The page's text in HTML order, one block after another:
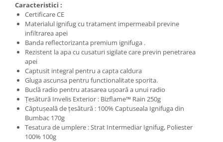
Caracteristici :
Certificare CE
Materialul ignifug cu tratament impermeabil previne
infiltrarea apei
Banda reflectorizanta premium ignifuga .
Rezistent la apa cu cusaturi sigilate care previn penetrarea
apei
Captusit integral pentru a capta caldura
Gluga ascunsa pentru functionalitate sporita.
Buclă radio pentru atasarea ușoară a unui radio
Țesătură Invelis Exterior : Bizflame™ Rain 250g
Căptușeală de țesătură : 100% Captuseala Ignifuga din
Bumbac 170g
Tesatura de umplere : Strat Intermediar Ignifug, Poliester
100% 100g